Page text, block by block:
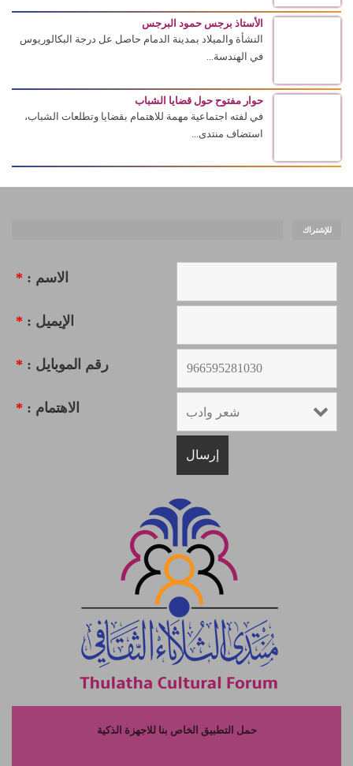
الأستاذ برجس حمود البرجس
النشأة والميلاد بمدينة الدمام حاصل عل درجة البكالوريوس
في الهندسة...
حوار مفتوح حول قضايا الشباب
في لفته اجتماعية مهمة للاهتمام بقضايا وتطلعات الشباب،
استضاف منتدى...
للإشتراك
الاسم : *
الإيميل : *
رقم الموبايل : *
الاهتمام : *
حمل التطبيق الخاص بنا للاجهزة الذكية